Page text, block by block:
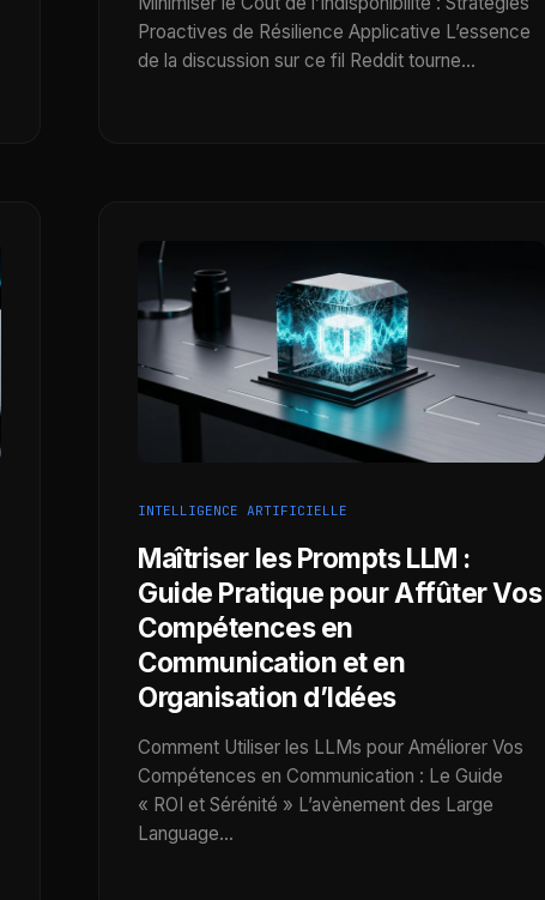
Proactives de Résilience Applicative L’essence
de la discussion sur ce fil Reddit tourne…
INTELLIGENCE ARTIFICIELLE
Maîtriser les Prompts LLM :
Guide Pratique pour Affûter Vos
Compétences en
Communication et en
Organisation d’Idées
Comment Utiliser les LLMs pour Améliorer Vos
Compétences en Communication : Le Guide
« ROI et Sérénité » L’avènement des Large
Language…